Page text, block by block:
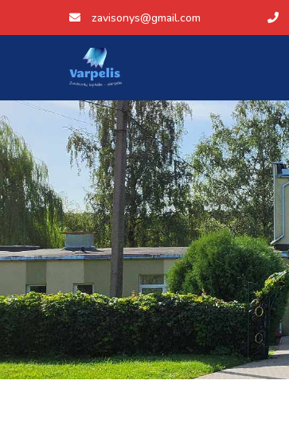
zavisonys@gmail.com